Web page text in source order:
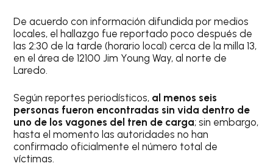
De acuerdo con información difundida por medios
locales, el hallazgo fue reportado poco después de
las 2:30 de la tarde (horario local) cerca de la milla 13,
en el área de 12100 Jim Young Way, al norte de
Laredo.
Según reportes periodísticos, al menos seis
personas fueron encontradas sin vida dentro de
uno de los vagones del tren de carga; sin embargo,
hasta el momento las autoridades no han
confirmado oficialmente el número total de
víctimas.